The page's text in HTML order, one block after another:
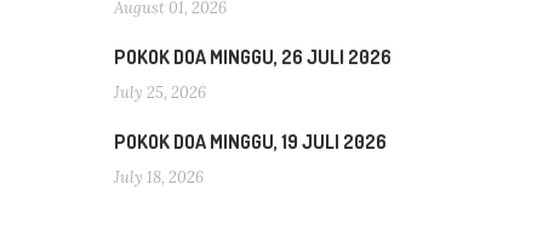
August 01, 2026
POKOK DOA MINGGU, 26 JULI 2026
July 25, 2026
POKOK DOA MINGGU, 19 JULI 2026
July 18, 2026